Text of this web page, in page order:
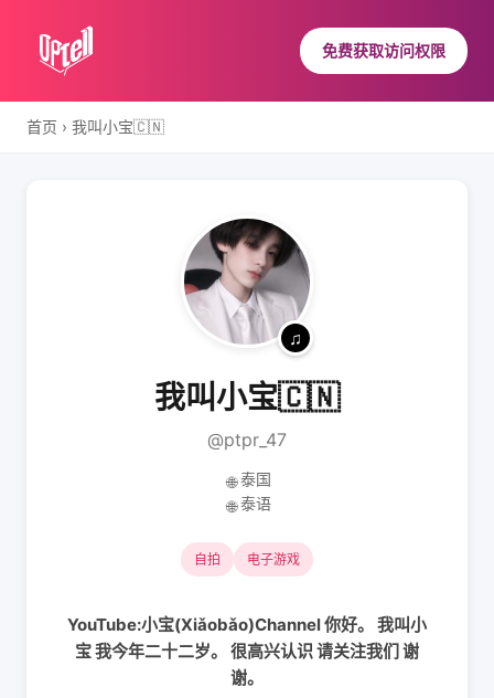
免费获取访问权限
首页 › 我叫小宝🇨🇳
我叫小宝🇨🇳
@ptpr_47
🌐 泰国
🌐 泰语
自拍 电子游戏
YouTube:小宝(Xiǎobǎo)Channel 你好。 我叫小
宝 我今年二十二岁。 很高兴认识 请关注我们 谢
谢。